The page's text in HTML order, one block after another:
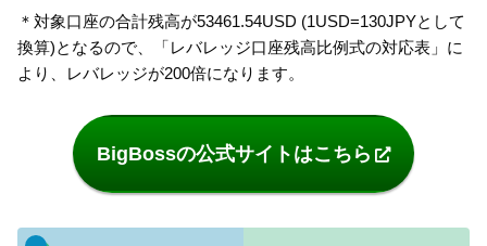
＊対象口座の合計残高が53461.54USD (1USD=130JPYとして
換算)となるので、「レバレッジ口座残高比例式の対応表」に
より、レバレッジが200倍になります。
BigBossの公式サイトはこちら